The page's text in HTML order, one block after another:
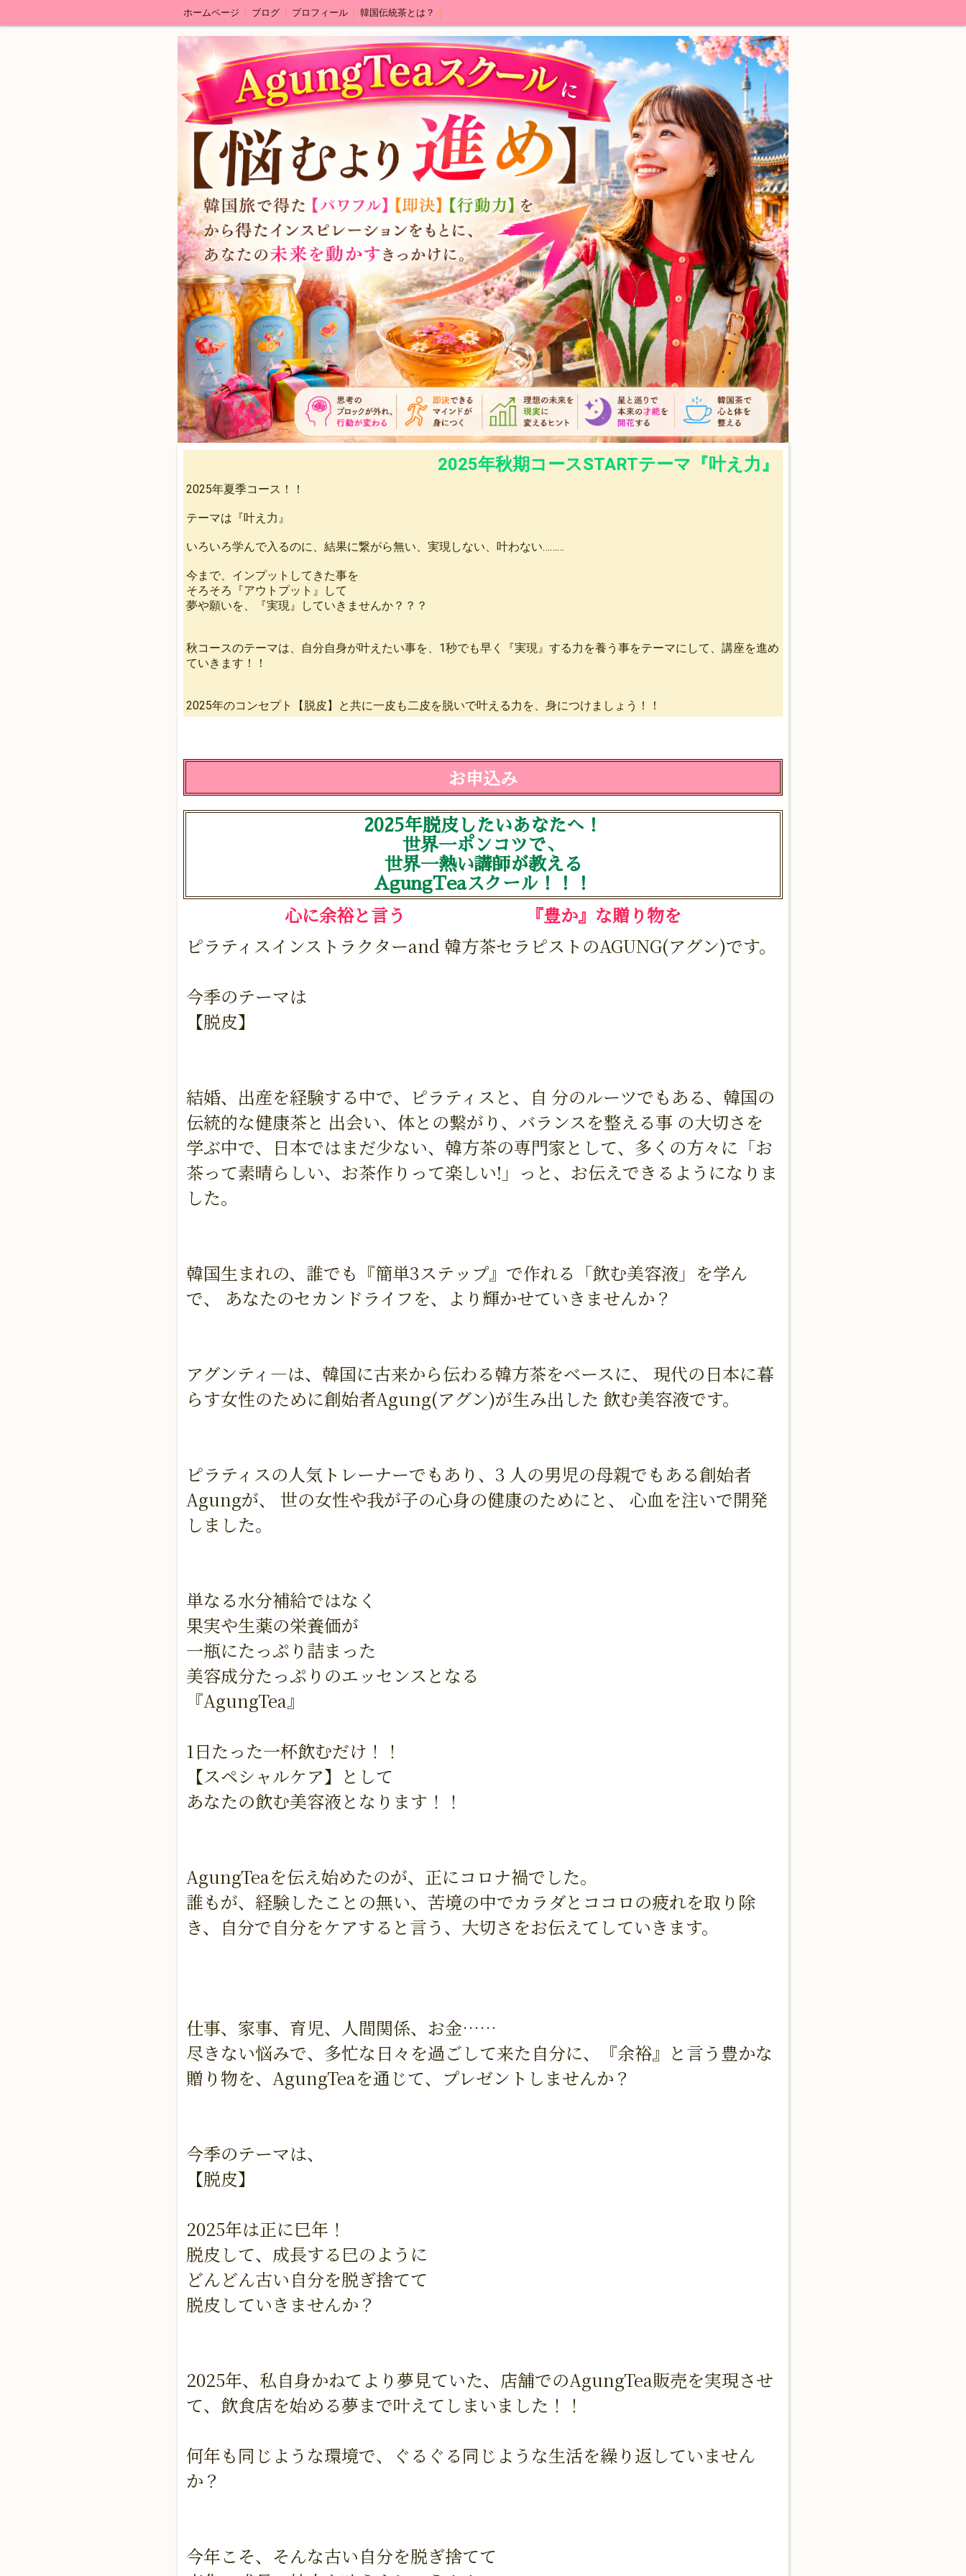
ホームページ ブログ プロフィール 韓国伝統茶とは？
2025年秋期コースSTARTテーマ『叶え力』
2025年夏季コース！！
テーマは『叶え力』
いろいろ学んで入るのに、結果に繋がら無い、実現しない、叶わない………
今まで、インプットしてきた事を
そろそろ『アウトプット』して
夢や願いを、『実現』していきませんか？？？
秋コースのテーマは、自分自身が叶えたい事を、1秒でも早く『実現』する力を養う事をテーマにして、講座を進め
ていきます！！
2025年のコンセプト【脱皮】と共に一皮も二皮を脱いで叶える力を、身につけましょう！！
お申込み
2025年脱皮したいあなたへ！
世界一ポンコツで、
世界一熱い講師が教える
AgungTeaスクール！！！
心に余裕と言う 『豊か』な贈り物を
ピラティスインストラクターand 韓方茶セラピストのAGUNG(アグン)です。
今季のテーマは
【脱皮】
結婚、出産を経験する中で、ピラティスと、自 分のルーツでもある、韓国の
伝統的な健康茶と 出会い、体との繋がり、バランスを整える事 の大切さを
学ぶ中で、日本ではまだ少ない、韓方茶の専門家として、多くの方々に「お
茶って素晴らしい、お茶作りって楽しい!」っと、お伝えできるようになりま
した。
韓国生まれの、誰でも『簡単3ステップ』で作れる「飲む美容液」を学ん
で、 あなたのセカンドライフを、より輝かせていきませんか？
アグンティ―は、韓国に古来から伝わる韓方茶をベースに、 現代の日本に暮
らす女性のために創始者Agung(アグン)が生み出した 飲む美容液です。
ピラティスの人気トレーナーでもあり、3 人の男児の母親でもある創始者
Agungが、 世の女性や我が子の心身の健康のためにと、 心血を注いで開発
しました。
単なる水分補給ではなく
果実や生薬の栄養価が
一瓶にたっぷり詰まった
美容成分たっぷりのエッセンスとなる
『AgungTea』
1日たった一杯飲むだけ！！
【スペシャルケア】として
あなたの飲む美容液となります！！
AgungTeaを伝え始めたのが、正にコロナ禍でした。
誰もが、経験したことの無い、苦境の中でカラダとココロの疲れを取り除
き、自分で自分をケアすると言う、大切さをお伝えてしていきます。
仕事、家事、育児、人間関係、お金……
尽きない悩みで、多忙な日々を過ごして来た自分に、『余裕』と言う豊かな
贈り物を、AgungTeaを通じて、プレゼントしませんか？
今季のテーマは、
【脱皮】
2025年は正に巳年！
脱皮して、成長する巳のように
どんどん古い自分を脱ぎ捨てて
脱皮していきませんか？
2025年、私自身かねてより夢見ていた、店舗でのAgungTea販売を実現させ
て、飲食店を始める夢まで叶えてしまいました！！
何年も同じような環境で、ぐるぐる同じような生活を繰り返していません
か？
今年こそ、そんな古い自分を脱ぎ捨てて